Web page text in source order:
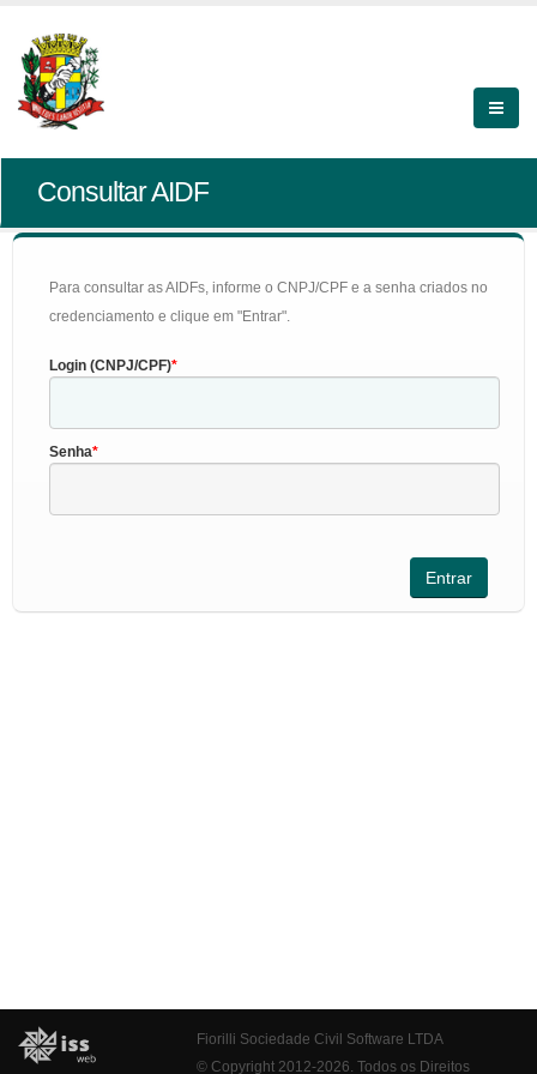
Consultar AIDF
Para consultar as AIDFs, informe o CNPJ/CPF e a senha criados no
credenciamento e clique em "Entrar".
Login (CNPJ/CPF)
Senha
Fiorilli Sociedade Civil Software LTDA
© Copyright 2012-2026. Todos os Direitos